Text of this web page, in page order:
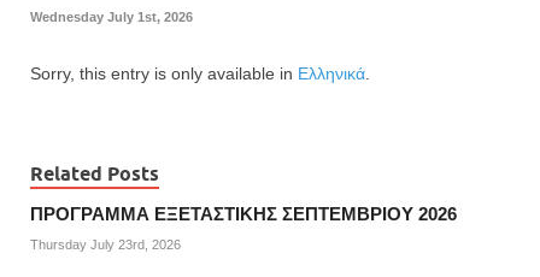
Wednesday July 1st, 2026
Sorry, this entry is only available in Ελληνικά
Related Posts
ΠΡΟΓΡΑΜΜΑ ΕΞΕΤΑΣΤΙΚΗΣ ΣΕΠΤΕΜΒΡΙΟΥ 2026
Thursday July 23rd, 2026